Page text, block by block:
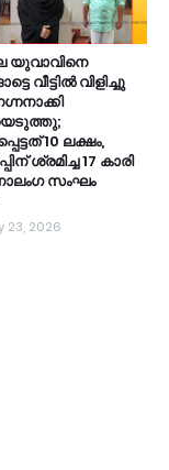
യുവാവിനെ
വീട്ടിൽ വിളിച്ചു
10 ലക്ഷം,
ശ്രമിച്ച 17 കാരി
നാലംഗ സംഘം
23, 2026